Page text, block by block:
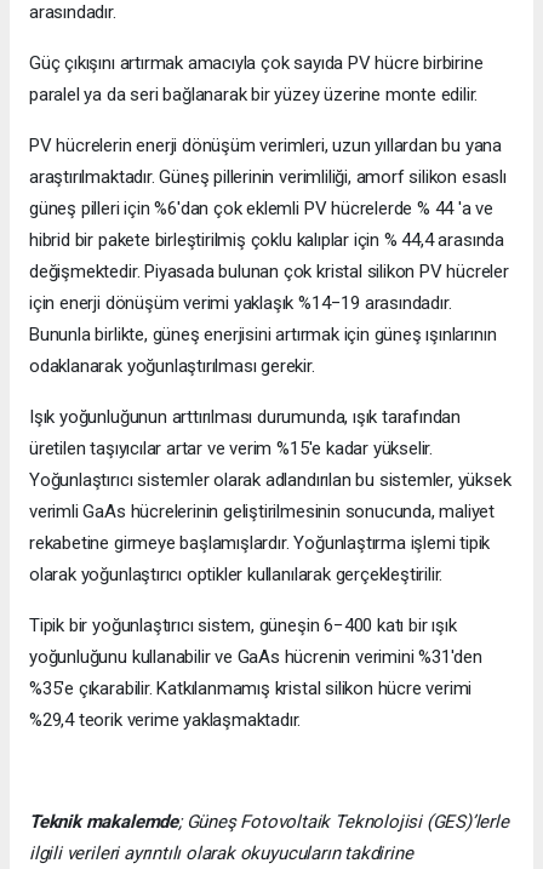
arasındadır.
Güç çıkışını artırmak amacıyla çok sayıda PV hücre birbirine
paralel ya da seri bağlanarak bir yüzey üzerine monte edilir.
PV hücrelerin enerji dönüşüm verimleri, uzun yıllardan bu yana
araştırılmaktadır. Güneş pillerinin verimliliği, amorf silikon esaslı
güneş pilleri için %6'dan çok eklemli PV hücrelerde % 44 'a ve
hibrid bir pakete birleştirilmiş çoklu kalıplar için % 44,4 arasında
değişmektedir. Piyasada bulunan çok kristal silikon PV hücreler
için enerji dönüşüm verimi yaklaşık %14−19 arasındadır.
Bununla birlikte, güneş enerjisini artırmak için güneş ışınlarının
odaklanarak yoğunlaştırılması gerekir.
Işık yoğunluğunun arttırılması durumunda, ışık tarafından
üretilen taşıyıcılar artar ve verim %15'e kadar yükselir.
Yoğunlaştırıcı sistemler olarak adlandırılan bu sistemler, yüksek
verimli GaAs hücrelerinin geliştirilmesinin sonucunda, maliyet
rekabetine girmeye başlamışlardır. Yoğunlaştırma işlemi tipik
olarak yoğunlaştırıcı optikler kullanılarak gerçekleştirilir.
Tipik bir yoğunlaştırıcı sistem, güneşin 6−400 katı bir ışık
yoğunluğunu kullanabilir ve GaAs hücrenin verimini %31'den
%35'e çıkarabilir. Katkılanmamış kristal silikon hücre verimi
%29,4 teorik verime yaklaşmaktadır.
Teknik makalemde; Güneş Fotovoltaik Teknolojisi (GES)’lerle
ilgili verileri ayrıntılı olarak okuyucuların takdirine